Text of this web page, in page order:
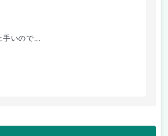
手いので...